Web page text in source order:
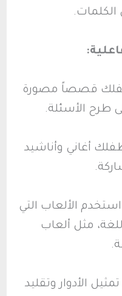
الكلمات.
قصصاً مصورة
طرح الأسئلة.
أغاني وأناشيد
الألعاب التي
مثل ألعاب
الأدوار وتقليد